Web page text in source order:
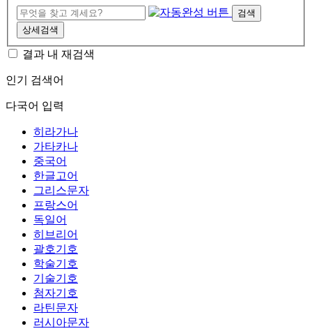
검색
상세검색
결과 내 재검색
인기 검색어
다국어 입력
히라가나
가타카나
중국어
한글고어
그리스문자
프랑스어
독일어
히브리어
괄호기호
학술기호
기술기호
첨자기호
라틴문자
러시아문자